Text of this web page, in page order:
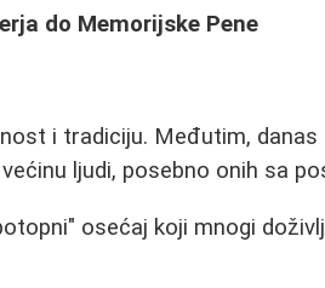
do Memorijske Pene
i tradiciju. Međutim,
ljudi, posebno onih sa
osećaj koji mnogi